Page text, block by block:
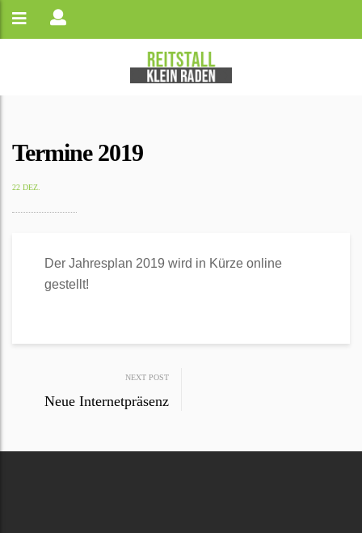
Termine 2019
22 DEZ.
Der Jahresplan 2019 wird in Kürze online
gestellt!
navigation
NEXT POST
Neue Internetpräsenz